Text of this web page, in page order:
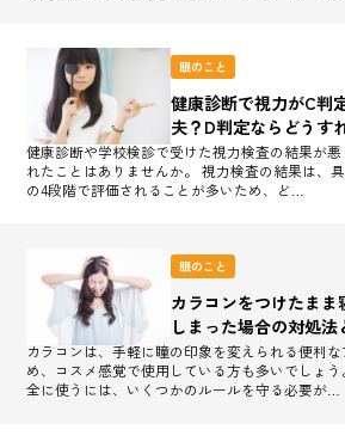
眼のこと
健康診断で視力がC判
夫？D判定ならどうす
健康診断や学校検診で受けた視力検査の結果が
れたことはありませんか。 視力検査の結果は、
の4段階で評価されることが多いため、ど…
眼のこと
カラコンをつけたまま
しまった場合の対処法
カラコンは、手軽に瞳の印象を変えられる便利
め、コスメ感覚で使用している方も多いでしょ
全に使うには、いくつかのルールを守る必要が…